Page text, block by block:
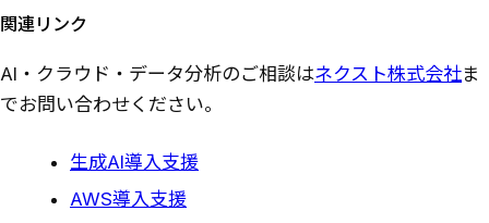
関連リンク
AI・クラウド・データ分析のご相談はネクスト株式会社ま
でお問い合わせください。
生成AI導入支援
AWS導入支援